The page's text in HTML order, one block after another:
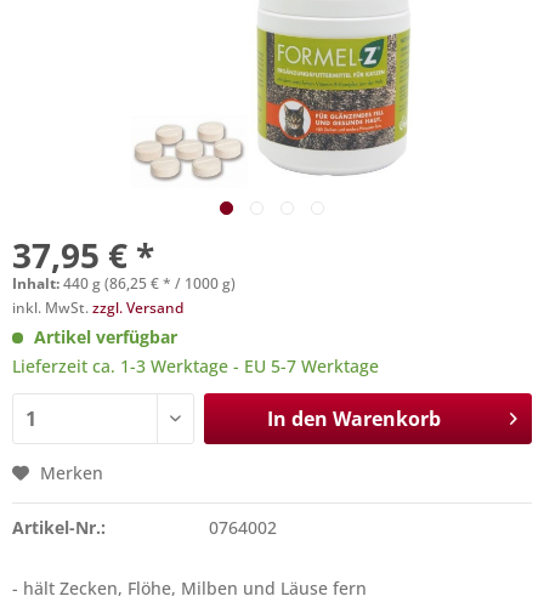
37,95 € *
Inhalt:440 g (86,25 € * / 1000 g)
inkl. MwSt.zzgl. Versand
Artikel verfügbar
Lieferzeit ca. 1-3 Werktage - EU 5-7 Werktage
In den Warenkorb
Merken
Artikel-Nr.: 0764002
- hält Zecken, Flöhe, Milben und Läuse fern